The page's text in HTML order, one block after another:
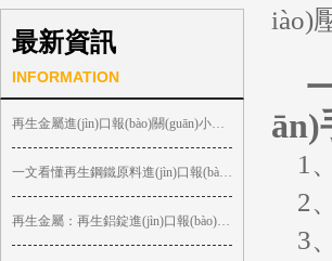
儀器儀表進(jìn)口
其它機(jī)械進(jìn)口
最新資訊
INFORMATION
再生金屬進(jìn)口報(bào)關(guān)小知識(shí)分享與海關(guān)申報(bào) ...
一文看懂再生鋼鐵原料進(jìn)口報(bào)關(guān)\清關(guān)不 ...
再生金屬：再生鋁錠進(jìn)口報(bào)關(guān)要求和依據(jù) ...
iào)
ān)
1
2
3